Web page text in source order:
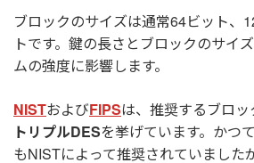
ブロックのサイズは通常64ビット、
トです。鍵の長さとブロックのサイ
ムの強度に影響します。
NISTおよびFIPSは、推奨するブロ
トリプルDESを挙げています。かつ
もNISTによって推奨されていました